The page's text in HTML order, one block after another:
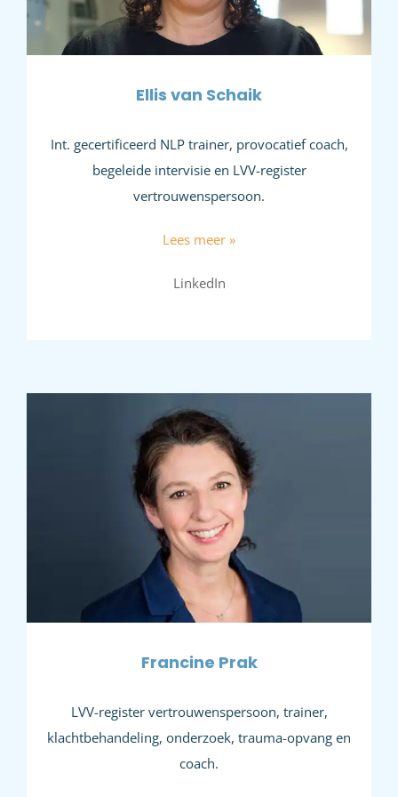
Ellis van Schaik
Int. gecertificeerd NLP trainer, provocatief coach,
begeleide intervisie en LVV-register
vertrouwenspersoon.
Lees meer »
LinkedIn
Francine Prak
LVV-register vertrouwenspersoon, trainer,
klachtbehandeling, onderzoek, trauma-opvang en
coach.